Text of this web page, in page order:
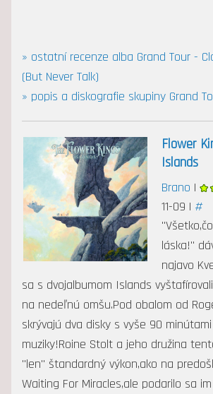
» ostatní recenze alba Grand Tour -
(But Never Talk)
» popis a diskografie skupiny Grand
Flower
Islands
Brano |
11-09 | #
láska!"
najavo
sa s dvojalbumom Islands
na nedeľnú omšu.Pod obalom od
skrývajú dva disky s vyše 90
muziky!Roine Stolt a jeho družina
"len" štandardný výkon,ako na
Waiting For Miracles,ale podarilo sa